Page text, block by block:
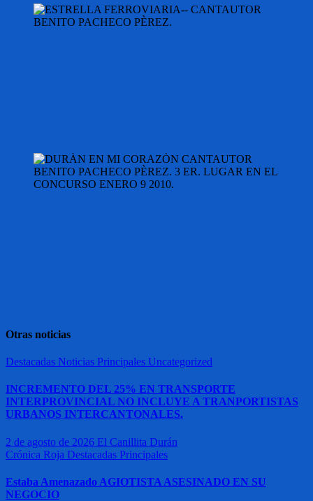
Otras noticias
Destacadas Noticias Principales Uncategorized
INCREMENTO DEL 25% EN TRANSPORTE
INTERPROVINCIAL NO INCLUYE A TRANPORTISTAS
URBANOS INTERCANTONALES.
2 de agosto de 2026 El Canillita Durán
Crónica Roja Destacadas Principales
Estaba Amenazado AGIOTISTA ASESINADO EN SU
NEGOCIO